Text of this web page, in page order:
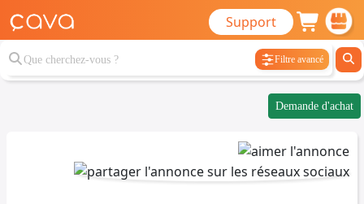
Support
Filtre avancé
Demande d'achat